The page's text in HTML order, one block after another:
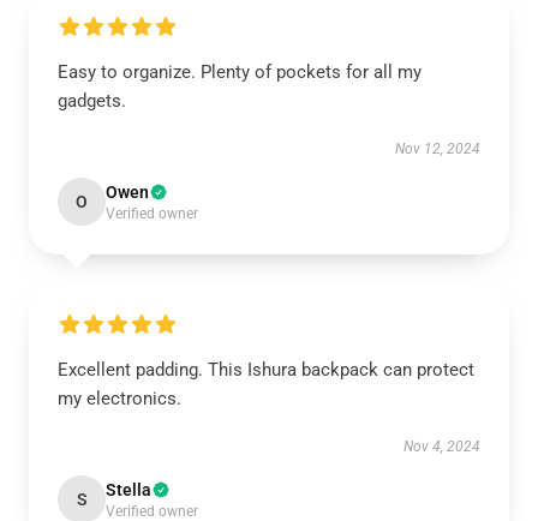
Easy to organize. Plenty of pockets for all my
gadgets.
Nov 12, 2024
O Owen
Verified owner
Excellent padding. This Ishura backpack can protect
my electronics.
Nov 4, 2024
S Stella
Verified owner